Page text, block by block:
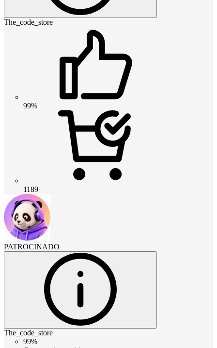
The_code_store
99%
1189
PATROCINADO
The_code_store
99%